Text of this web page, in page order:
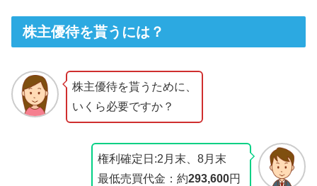
株主優待を貰うには？
株主優待を貰うために、
いくら必要ですか？
権利確定日:2月末、8月末
最低売買代金：約293,600円